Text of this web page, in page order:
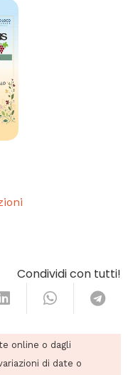
Condividi con tutti!
online o dagli
di date o